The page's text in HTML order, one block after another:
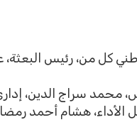
كل من، رئيس البعثة،
سراج الدين،
الأداء، هشام أحمد